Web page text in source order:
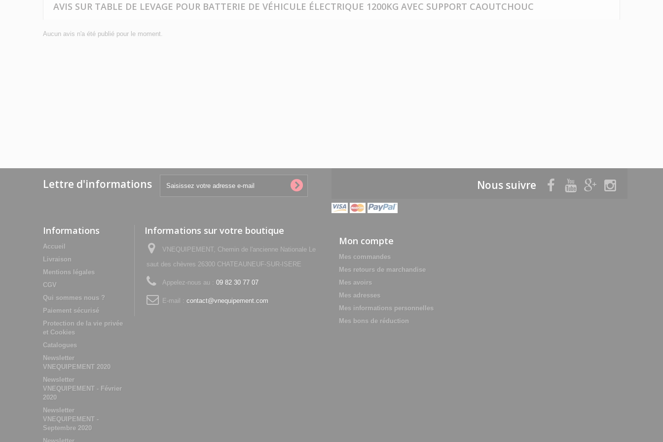
AVIS SUR TABLE DE LEVAGE POUR BATTERIE DE VÉHICULE ÉLECTRIQUE 1200KG AVEC SUPPORT CAOUTCHOUC
Aucun avis n'a été publié pour le moment.
Lettre d'informations Nous suivre
Informations
Accueil
Livraison
Mentions légales
CGV
Qui sommes nous ?
Paiement sécurisé
Protection de la vie privée
et Cookies
Catalogues
Newsletter
VNEQUIPEMENT 2020
Newsletter
VNEQUIPEMENT - Février
2020
Newsletter
VNEQUIPEMENT -
Septembre 2020
Informations sur votre boutique
VNEQUIPEMENT, Chemin de l'ancienne Nationale Le
saut des chèvres 26300 CHATEAUNEUF-SUR-ISERE
Appelez-nous au : 09 82 30 77 07
E-mail : contact@vnequipement.com
Mon compte
Mes commandes
Mes retours de marchandise
Mes avoirs
Mes adresses
Mes informations personnelles
Mes bons de réduction